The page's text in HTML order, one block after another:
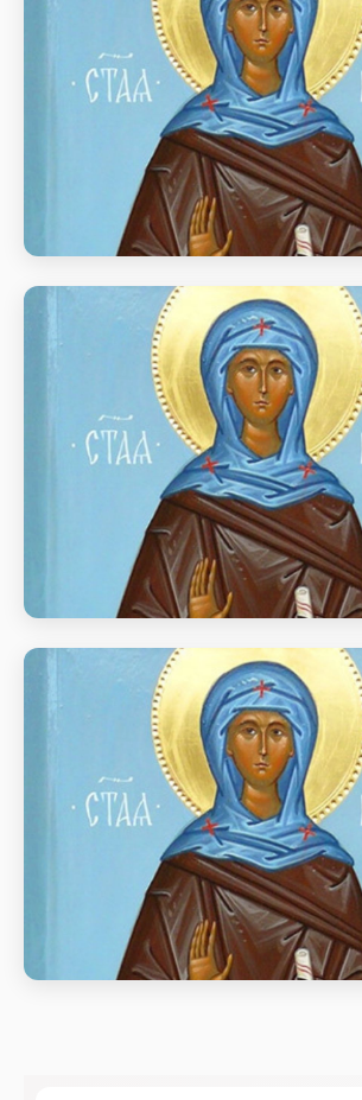
Прп. Меланії Римлянки (439)
Прп. Меланії Римлянки (439)
Прп. Меланії Римлянки (439)
Прп. Меланії Римлянки (439)